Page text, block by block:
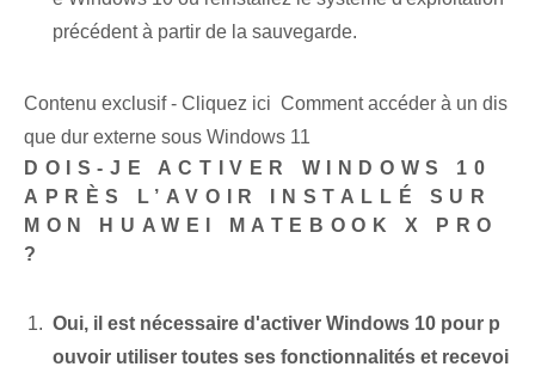
précédent à partir de la sauvegarde.
Contenu exclusif - Cliquez ici Comment accéder à un dis
que dur externe sous Windows 11
DOIS-JE ACTIVER WINDOWS 10
APRÈS L’AVOIR INSTALLÉ SUR
MON HUAWEI MATEBOOK X PRO
?
Oui, il est nécessaire d'activer Windows 10 pour p
ouvoir utiliser toutes ses fonctionnalités et recevoi